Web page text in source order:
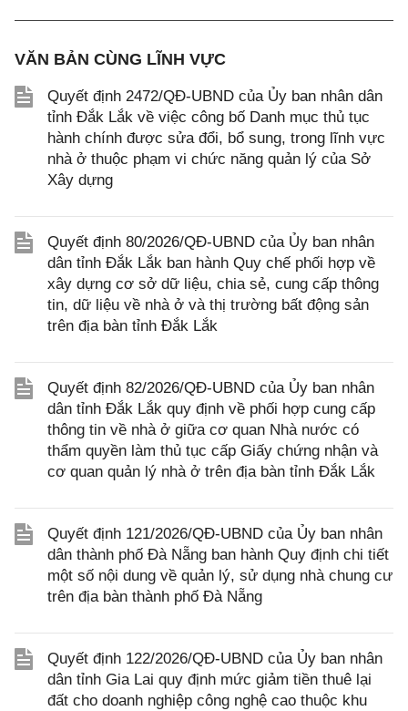
VĂN BẢN CÙNG LĨNH VỰC
Quyết định 2472/QĐ-UBND của Ủy ban nhân dân
tỉnh Đắk Lắk về việc công bố Danh mục thủ tục
hành chính được sửa đổi, bổ sung, trong lĩnh vực
nhà ở thuộc phạm vi chức năng quản lý của Sở
Xây dựng
Quyết định 80/2026/QĐ-UBND của Ủy ban nhân
dân tỉnh Đắk Lắk ban hành Quy chế phối hợp về
xây dựng cơ sở dữ liệu, chia sẻ, cung cấp thông
tin, dữ liệu về nhà ở và thị trường bất động sản
trên địa bàn tỉnh Đắk Lắk
Quyết định 82/2026/QĐ-UBND của Ủy ban nhân
dân tỉnh Đắk Lắk quy định về phối hợp cung cấp
thông tin về nhà ở giữa cơ quan Nhà nước có
thẩm quyền làm thủ tục cấp Giấy chứng nhận và
cơ quan quản lý nhà ở trên địa bàn tỉnh Đắk Lắk
Quyết định 121/2026/QĐ-UBND của Ủy ban nhân
dân thành phố Đà Nẵng ban hành Quy định chi tiết
một số nội dung về quản lý, sử dụng nhà chung cư
trên địa bàn thành phố Đà Nẵng
Quyết định 122/2026/QĐ-UBND của Ủy ban nhân
dân tỉnh Gia Lai quy định mức giảm tiền thuê lại
đất cho doanh nghiệp công nghệ cao thuộc khu